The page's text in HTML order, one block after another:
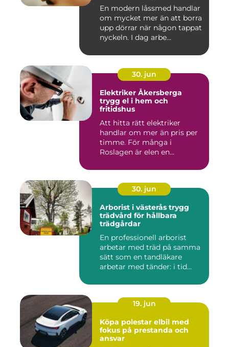
En modern låssmed handlar
om mycket mer än att borra
upp dörrar när någon tappat
nyckeln. I dag arbe...
30. jun
Elektriker Åkersberga
trygg el i hem och
fritidshus
Att hitta rätt elektriker
handlar om mer än pris per
timme. För många i
Roslagen är elen en
30. jun
Arborist i västerås trygg
trädvård för hållbara
trädgårdar
En professionell arborist
arbetar med träd på samma
sätt som en tandläkare
arbetar med tänder: i tid...
19. jun
Köpa polestar elbil med
fokus på prestanda och
ansvar